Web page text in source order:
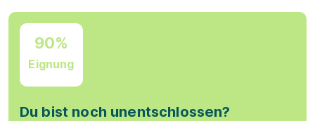
90%
Eignung
Du bist noch unentschlossen?